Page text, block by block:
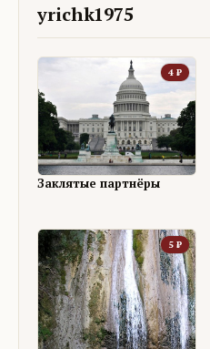
yrichk1975
4 ₽
Заклятые партнёры
5 ₽